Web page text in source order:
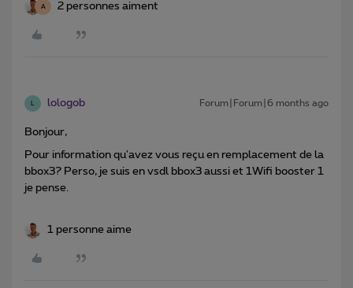
A 2 personnes aiment
L lologob Forum|Forum|6 months ago
Bonjour,
Pour information qu'avez vous reçu en remplacement de la
bbox3? Perso, je suis en vsdl bbox3 aussi et 1Wifi booster 1
je pense.
1 personne aime